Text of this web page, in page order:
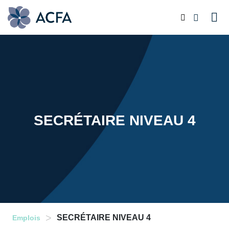
SECRÉTAIRE NIVEAU 4
Emplois > SECRÉTAIRE NIVEAU 4